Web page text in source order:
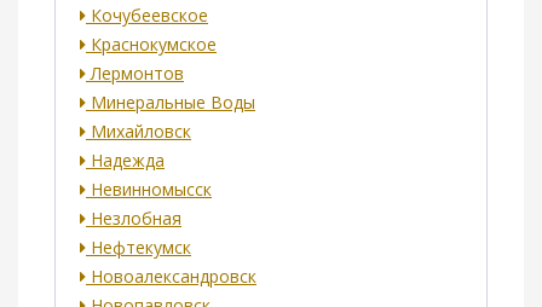
Кочубеевское
Краснокумское
Лермонтов
Минеральные Воды
Михайловск
Надежда
Невинномысск
Незлобная
Нефтекумск
Новоалександровск